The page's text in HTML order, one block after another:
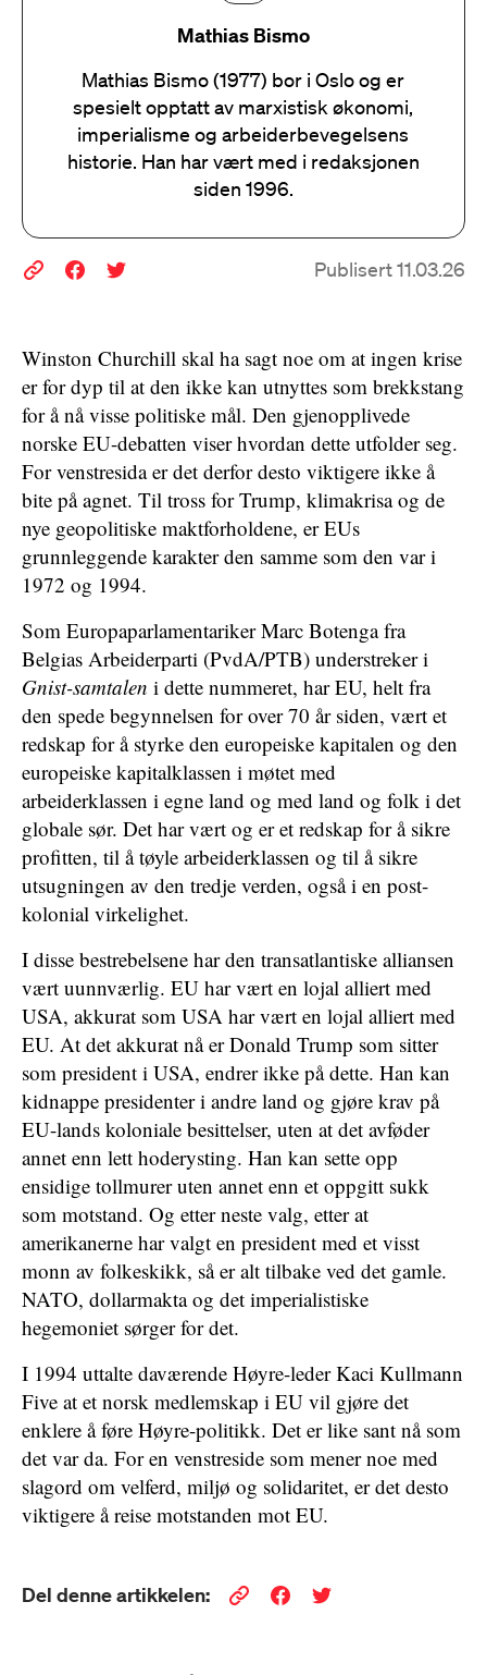
Mathias Bismo
Mathias Bismo (1977) bor i Oslo og er
spesielt opptatt av marxistisk økonomi,
imperialisme og arbeiderbevegelsens
historie. Han har vært med i redaksjonen
siden 1996.
Publisert 11.03.26
Winston Churchill skal ha sagt noe om at ingen krise
er for dyp til at den ikke kan utnyttes som brekkstang
for å nå visse politiske mål. Den gjenopplivede
norske EU-debatten viser hvordan dette utfolder seg.
For venstresida er det derfor desto viktigere ikke å
bite på agnet. Til tross for Trump, klimakrisa og de
nye geopolitiske maktforholdene, er EUs
grunnleggende karakter den samme som den var i
1972 og 1994.
Som Europaparlamentariker Marc Botenga fra
Belgias Arbeiderparti (PvdA/PTB) understreker i
Gnist-samtalen i dette nummeret, har EU, helt fra
den spede begynnelsen for over 70 år siden, vært et
redskap for å styrke den europeiske kapitalen og den
europeiske kapitalklassen i møtet med
arbeiderklassen i egne land og med land og folk i det
globale sør. Det har vært og er et redskap for å sikre
profitten, til å tøyle arbeiderklassen og til å sikre
utsugningen av den tredje verden, også i en post-
kolonial virkelighet.
I disse bestrebelsene har den transatlantiske alliansen
vært uunnværlig. EU har vært en lojal alliert med
USA, akkurat som USA har vært en lojal alliert med
EU. At det akkurat nå er Donald Trump som sitter
som president i USA, endrer ikke på dette. Han kan
kidnappe presidenter i andre land og gjøre krav på
EU-lands koloniale besittelser, uten at det avføder
annet enn lett hoderysting. Han kan sette opp
ensidige tollmurer uten annet enn et oppgitt sukk
som motstand. Og etter neste valg, etter at
amerikanerne har valgt en president med et visst
monn av folkeskikk, så er alt tilbake ved det gamle.
NATO, dollarmakta og det imperialistiske
hegemoniet sørger for det.
I 1994 uttalte daværende Høyre-leder Kaci Kullmann
Five at et norsk medlemskap i EU vil gjøre det
enklere å føre Høyre-politikk. Det er like sant nå som
det var da. For en venstreside som mener noe med
slagord om velferd, miljø og solidaritet, er det desto
viktigere å reise motstanden mot EU.
Del denne artikkelen: